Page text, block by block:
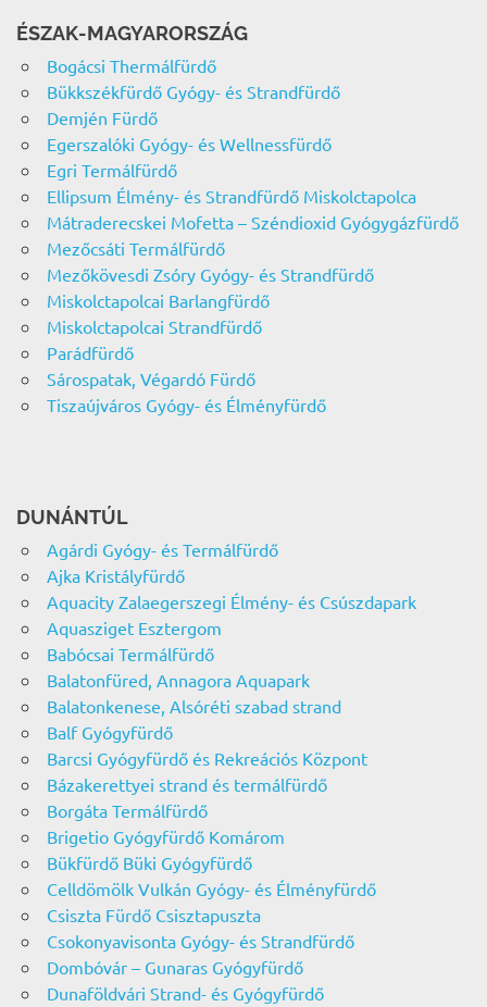
ÉSZAK-MAGYARORSZÁG
Bogácsi Thermálfürdő
Bükkszékfürdő Gyógy- és Strandfürdő
Demjén Fürdő
Egerszalóki Gyógy- és Wellnessfürdő
Egri Termálfürdő
Ellipsum Élmény- és Strandfürdő Miskolctapolca
Mátraderecskei Mofetta – Széndioxid Gyógygázfürdő
Mezőcsáti Termálfürdő
Mezőkövesdi Zsóry Gyógy- és Strandfürdő
Miskolctapolcai Barlangfürdő
Miskolctapolcai Strandfürdő
Parádfürdő
Sárospatak, Végardó Fürdő
Tiszaújváros Gyógy- és Élményfürdő
DUNÁNTÚL
Agárdi Gyógy- és Termálfürdő
Ajka Kristályfürdő
Aquacity Zalaegerszegi Élmény- és Csúszdapark
Aquasziget Esztergom
Babócsai Termálfürdő
Balatonfüred, Annagora Aquapark
Balatonkenese, Alsóréti szabad strand
Balf Gyógyfürdő
Barcsi Gyógyfürdő és Rekreációs Központ
Bázakerettyei strand és termálfürdő
Borgáta Termálfürdő
Brigetio Gyógyfürdő Komárom
Bükfürdő Büki Gyógyfürdő
Celldömölk Vulkán Gyógy- és Élményfürdő
Csiszta Fürdő Csisztapuszta
Csokonyavisonta Gyógy- és Strandfürdő
Dombóvár – Gunaras Gyógyfürdő
Dunaföldvári Strand- és Gyógyfürdő